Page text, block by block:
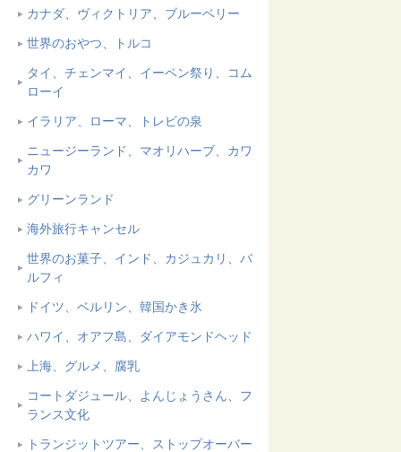
カナダ、ヴィクトリア、ブルーベリー
世界のおやつ、トルコ
タイ、チェンマイ、イーペン祭り、コム
ローイ
イラリア、ローマ、トレビの泉
ニュージーランド、マオリハーブ、カワ
カワ
グリーンランド
海外旅行キャンセル
世界のお菓子、インド、カジュカリ、バ
ルフィ
ドイツ、ベルリン、韓国かき氷
ハワイ、オアフ島、ダイアモンドヘッド
上海、グルメ、腐乳
コートダジュール、よんじょうさん、フ
ランス文化
トランジットツアー、ストップオーバー